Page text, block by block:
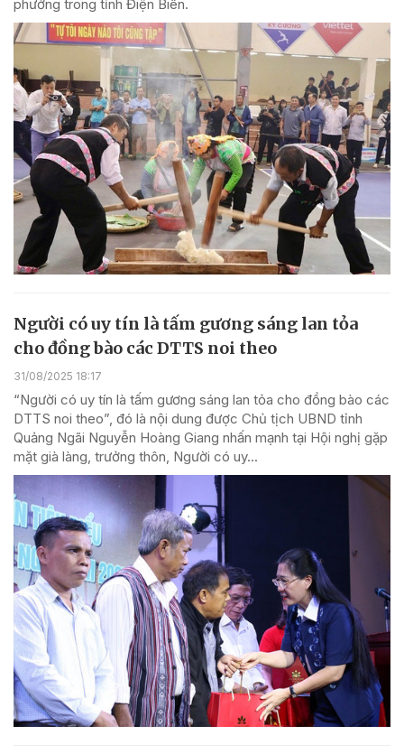
phường trong tỉnh Điện Biên.
Người có uy tín là tấm gương sáng lan tỏa
cho đồng bào các DTTS noi theo
31/08/2025 18:17
“Người có uy tín là tấm gương sáng lan tỏa cho đồng bào các
DTTS noi theo”, đó là nội dung được Chủ tịch UBND tỉnh
Quảng Ngãi Nguyễn Hoàng Giang nhấn mạnh tại Hội nghị gặp
mặt già làng, trưởng thôn, Người có uy...